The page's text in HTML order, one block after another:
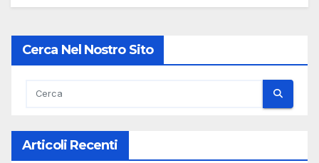
Cerca Nel Nostro Sito
Articoli Recenti